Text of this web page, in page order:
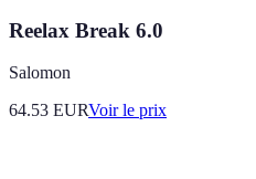
Reelax Break 6.0
Salomon
64.53 EURVoir le prix